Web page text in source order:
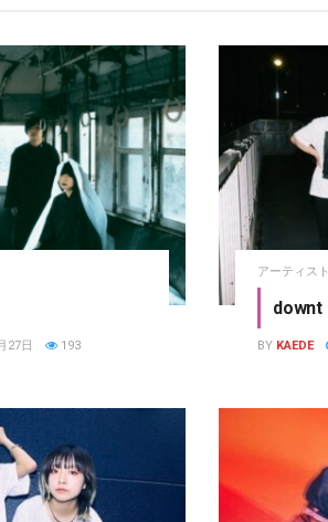
27日 193
アーティスト
downt
BY KAEDE